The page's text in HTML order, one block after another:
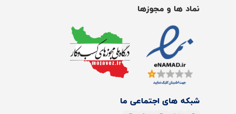
نماد ها و مجوزها
شبکه های اجتماعی ما